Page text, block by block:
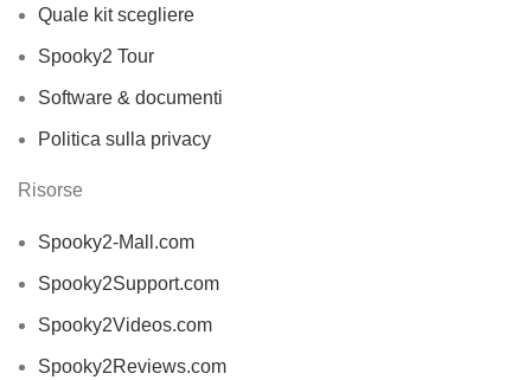
Quale kit scegliere
Spooky2 Tour
Software & documenti
Politica sulla privacy
Risorse
Spooky2-Mall.com
Spooky2Support.com
Spooky2Videos.com
Spooky2Reviews.com